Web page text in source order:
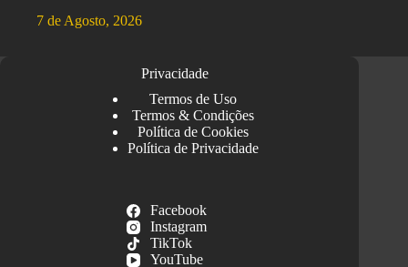
7 de Agosto, 2026
Privacidade
Termos de Uso
Termos & Condições
Política de Cookies
Política de Privacidade
Facebook
Instagram
TikTok
YouTube